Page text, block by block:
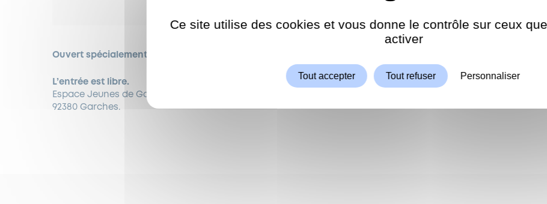
Ouvert spécialement pour les
L’entrée est libre.
Espace Jeunes de Garches, 86 Grande Rue
92380 Garches.
Ce site utilise des cookies et vous donne le contrôle sur ceux
activer
Tout accepter Tout refuser Personnaliser